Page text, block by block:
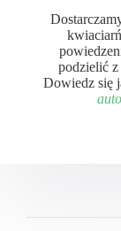
podzielić
Dowiedz się